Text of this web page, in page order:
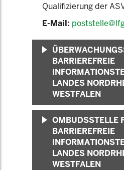
Qualifizierung der
E-Mail:
BARRIEREFREIE
LANDES
WESTFALEN
OMBUDSSTELLE
BARRIEREFREIE
LANDES
WESTFALEN